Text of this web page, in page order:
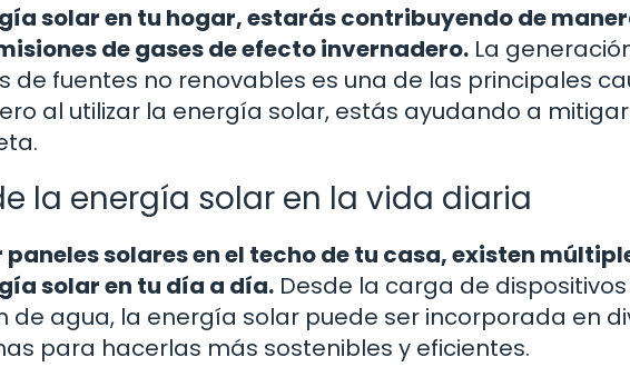
solar en tu hogar, estarás contribuyendo de
de gases de efecto invernadero. La
de fuentes no renovables es una de las principales
al utilizar la energía solar, estás ayudando a
la energía solar en la vida diaria
solares en el techo de tu casa, existen
solar en tu día a día. Desde la carga de
de agua, la energía solar puede ser incorporada en
para hacerlas más sostenibles y eficientes.